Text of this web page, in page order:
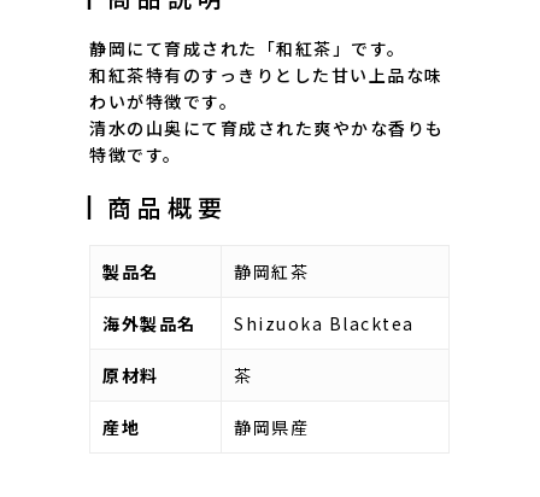
静岡にて育成された「和紅茶」です。
和紅茶特有のすっきりとした甘い上品な味
わいが特徴です。
清水の山奥にて育成された爽やかな香りも
特徴です。
┃商品概要
製品名 静岡紅茶
海外製品名 Shizuoka Blacktea
原材料 茶
産地 静岡県産